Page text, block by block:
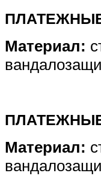
Материал:
Материал: